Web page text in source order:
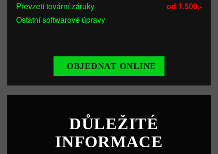
Převzetí tovární záruky
od 1.500,-
Ostatní softwarové úpravy
OBJEDNAT ONLINE
DŮLEŽITÉ
INFORMACE